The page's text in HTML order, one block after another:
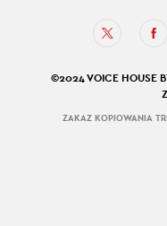
©2024 VOICE HOUSE
ZAKAZ KOPIOWANIA